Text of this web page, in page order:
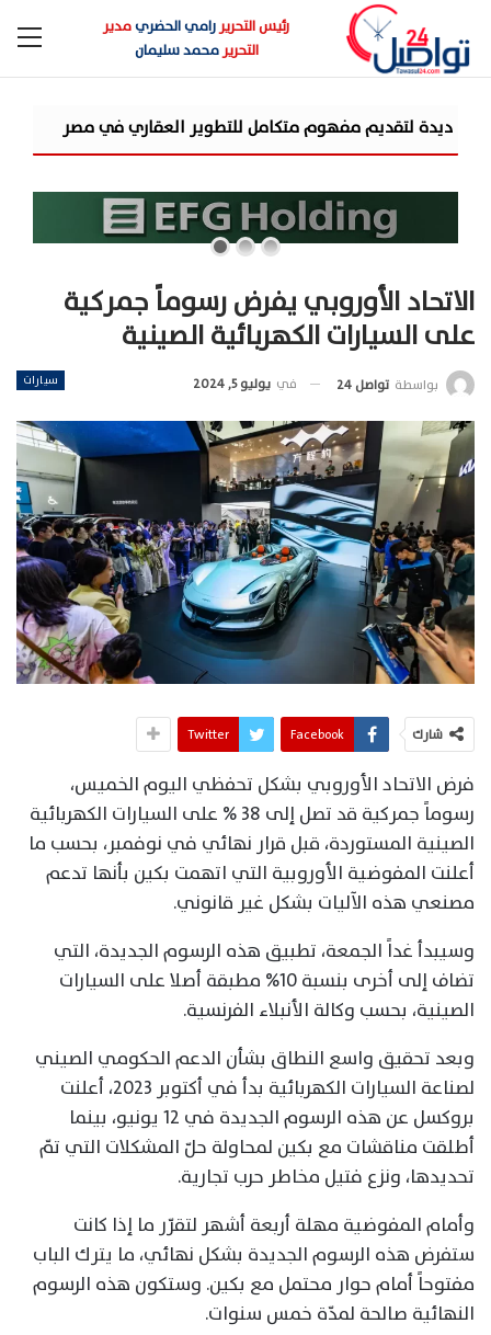
رئيس التحريررامي الحضريمدير
التحريرمحمد سليمان
شركة «AIG» تتعاون مع «CSCEC الصينية» بمشروع «AI Tower» بأعلى المعايير العالمية
الاتحاد الأوروبي يفرض رسوماً جمركية
على السيارات الكهربائية الصينية
سيارات بواسطة تواصل 24 في يوليو 5, 2024
شارك Facebook
Twitter
فرض الاتحاد الأوروبي بشكل تحفظي اليوم الخميس،
رسوماً جمركية قد تصل إلى 38 % على السيارات الكهربائية
الصينية المستوردة، قبل قرار نهائي في نوفمبر، بحسب ما
أعلنت المفوضية الأوروبية التي اتهمت بكين بأنها تدعم
مصنعي هذه الآليات بشكل غير قانوني.
وسيبدأ غداً الجمعة، تطبيق هذه الرسوم الجديدة، التي
تضاف إلى أخرى بنسبة 10% مطبقة أصلا على السيارات
الصينية، بحسب وكالة الأنبلاء الفرنسية.
وبعد تحقيق واسع النطاق بشأن الدعم الحكومي الصيني
لصناعة السيارات الكهربائية بدأ في أكتوبر 2023، أعلنت
بروكسل عن هذه الرسوم الجديدة في 12 يونيو، بينما
أطلقت مناقشات مع بكين لمحاولة حلّ المشكلات التي تمّ
تحديدها، ونزع فتيل مخاطر حرب تجارية.
وأمام المفوضية مهلة أربعة أشهر لتقرّر ما إذا كانت
ستفرض هذه الرسوم الجديدة بشكل نهائي، ما يترك الباب
مفتوحاً أمام حوار محتمل مع بكين. وستكون هذه الرسوم
النهائية صالحة لمدّة خمس سنوات.